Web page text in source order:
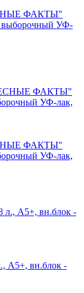
ФАКТЫ"
УФ-
ФАКТЫ"
УФ-лак,
А5+, вн.блок -